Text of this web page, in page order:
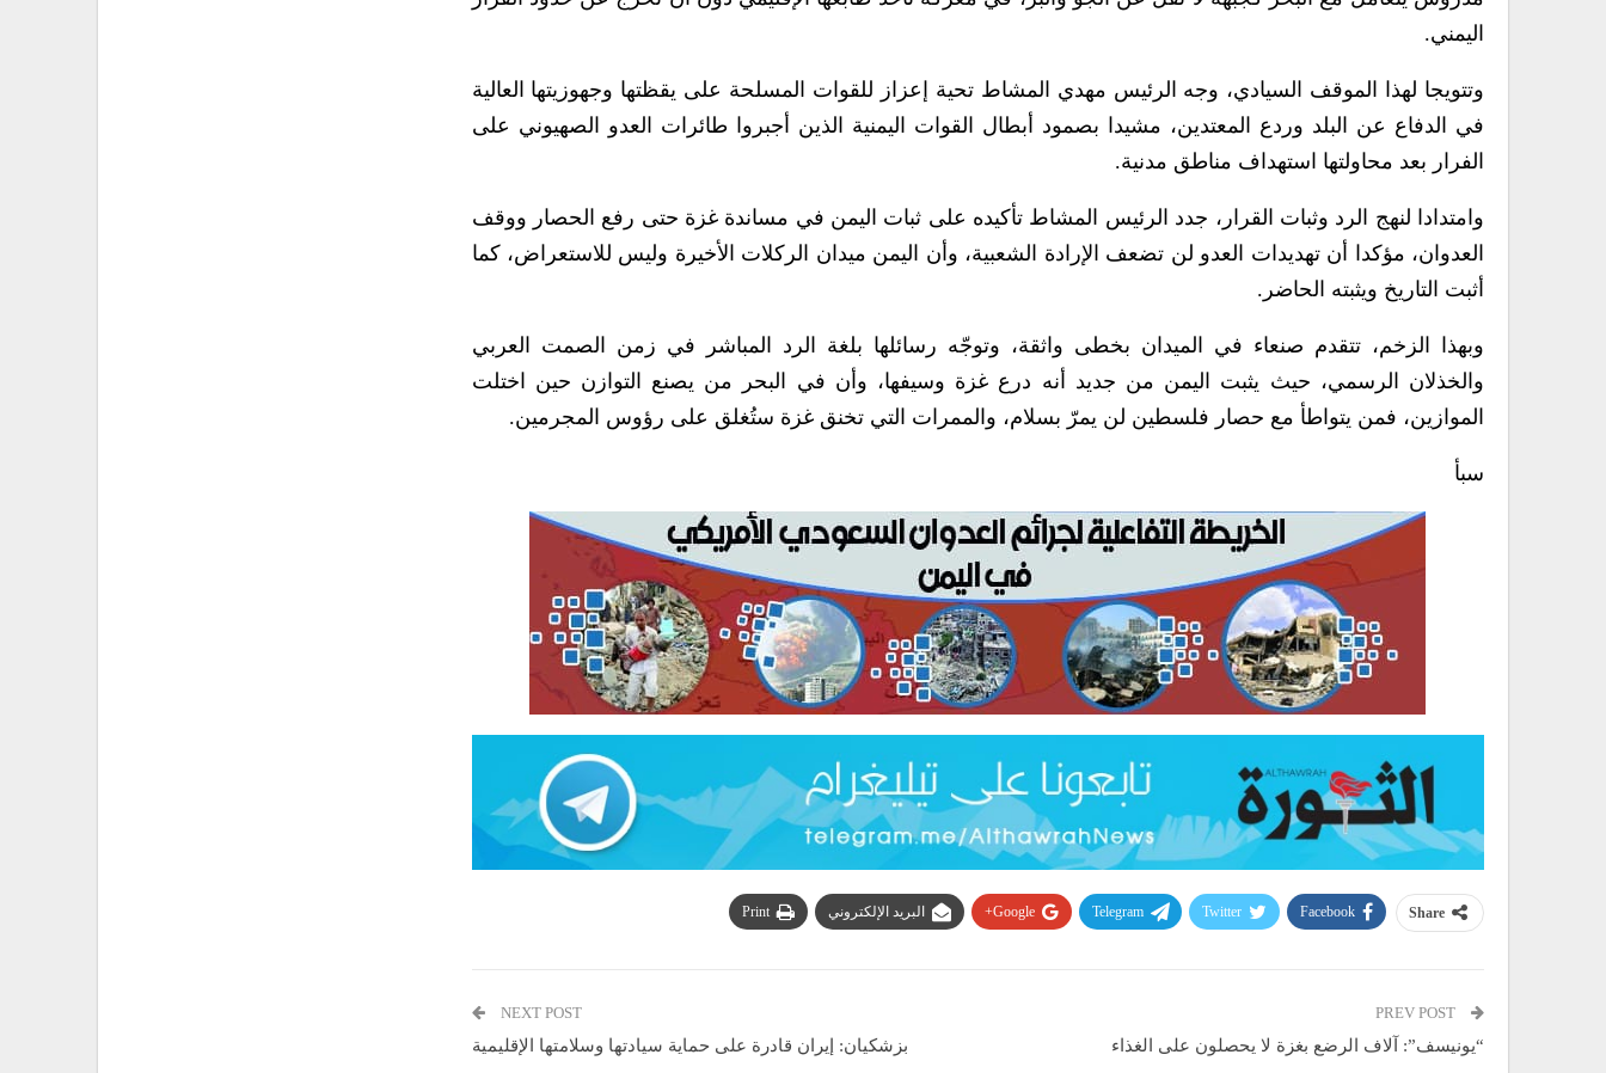
اليمني.
وتتويجا لهذا الموقف السيادي، وجه الرئيس مهدي المشاط تحية إعزاز للقوات المسلحة على يقظتها وجهوزيتها العالية
في الدفاع عن البلد وردع المعتدين، مشيدا بصمود أبطال القوات اليمنية الذين أجبروا طائرات العدو الصهيوني على
الفرار بعد محاولتها استهداف مناطق مدنية.
وامتدادا لنهج الرد وثبات القرار، جدد الرئيس المشاط تأكيده على ثبات اليمن في مساندة غزة حتى رفع الحصار ووقف
العدوان، مؤكدا أن تهديدات العدو لن تضعف الإرادة الشعبية، وأن اليمن ميدان الركلات الأخيرة وليس للاستعراض، كما
أثبت التاريخ ويثبته الحاضر.
وبهذا الزخم، تتقدم صنعاء في الميدان بخطى واثقة، وتوجّه رسائلها بلغة الرد المباشر في زمن الصمت العربي
والخذلان الرسمي، حيث يثبت اليمن من جديد أنه درع غزة وسيفها، وأن في البحر من يصنع التوازن حين اختلت
الموازين، فمن يتواطأ مع حصار فلسطين لن يمرّ بسلام، والممرات التي تخنق غزة ستُغلق على رؤوس المجرمين.
سبأ
Share
Facebook
Twitter
Telegram
Google+ البريد الإلكتروني Print
“يونيسف”: آلاف الرضع بغزة لا يحصلون على الغذاء
NEXT POST
بزشكيان: إيران قادرة على حماية سيادتها وسلامتها الإقليمية